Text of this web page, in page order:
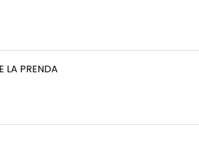
LA PRENDA